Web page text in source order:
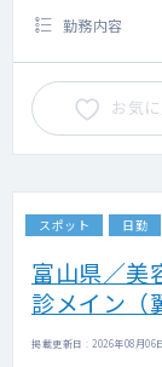
勤務内容
お気
スポット 日勤
富山県／美
診メイン（
掲載更新日 : 2026年08月